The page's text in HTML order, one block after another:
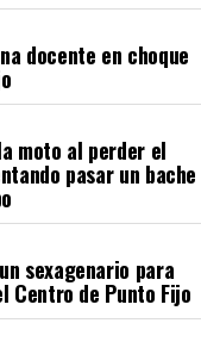
docente en choque
moto al perder el
pasar un bache
sexagenario para
Centro de Punto Fijo